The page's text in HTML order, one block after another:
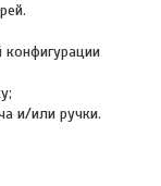
и/или ручки.